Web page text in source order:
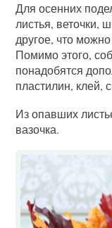
Для осенних
листья, веточки,
другое, что
Помимо этого,
понадобятся
пластилин, клей,
Из опавших
вазочка.